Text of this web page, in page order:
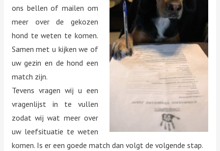
ons bellen of mailen om
meer over de gekozen
hond te weten te komen.
Samen met u kijken we of
uw gezin en de hond een
match zijn.
Tevens vragen wij u een
vragenlijst in te vullen
zodat wij wat meer over
uw leefsituatie te weten
komen. Is er een goede match dan volgt de volgende stap.